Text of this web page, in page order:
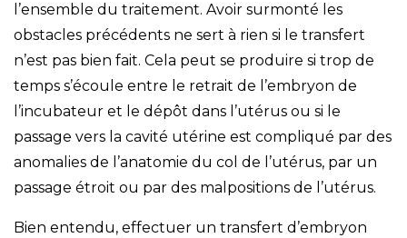
l’ensemble du traitement. Avoir surmonté les
obstacles précédents ne sert à rien si le transfert
n’est pas bien fait. Cela peut se produire si trop de
temps s’écoule entre le retrait de l’embryon de
l’incubateur et le dépôt dans l’utérus ou si le
passage vers la cavité utérine est compliqué par des
anomalies de l’anatomie du col de l’utérus, par un
passage étroit ou par des malpositions de l’utérus.
Bien entendu, effectuer un transfert d’embryon